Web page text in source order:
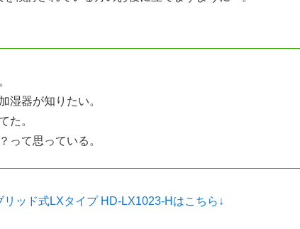
湿器が知りたい。
た。
って思っている。
ッド式LXタイプ HD-LX1023-Hはこちら↓